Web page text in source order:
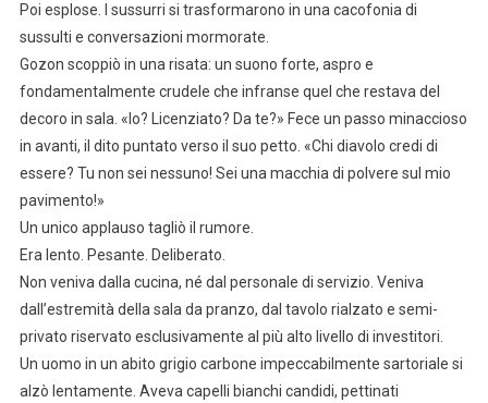
Poi esplose. I sussurri si trasformarono in una cacofonia di
sussulti e conversazioni mormorate.
Gozon scoppiò in una risata: un suono forte, aspro e
fondamentalmente crudele che infranse quel che restava del
decoro in sala. «Io? Licenziato? Da te?» Fece un passo minaccioso
in avanti, il dito puntato verso il suo petto. «Chi diavolo credi di
essere? Tu non sei nessuno! Sei una macchia di polvere sul mio
pavimento!»
Un unico applauso tagliò il rumore.
Era lento. Pesante. Deliberato.
Non veniva dalla cucina, né dal personale di servizio. Veniva
dall’estremità della sala da pranzo, dal tavolo rialzato e semi-
privato riservato esclusivamente al più alto livello di investitori.
Un uomo in un abito grigio carbone impeccabilmente sartoriale si
alzò lentamente. Aveva capelli bianchi candidi, pettinati